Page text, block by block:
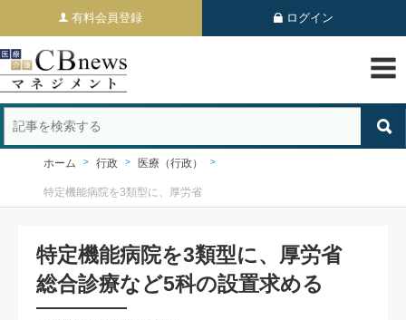
有料会員登録 ログイン
ホーム 行政 医療（行政）
特定機能病院を3類型に、厚労省
特定機能病院を3類型に、厚労省
総合診療など5科の設置求める